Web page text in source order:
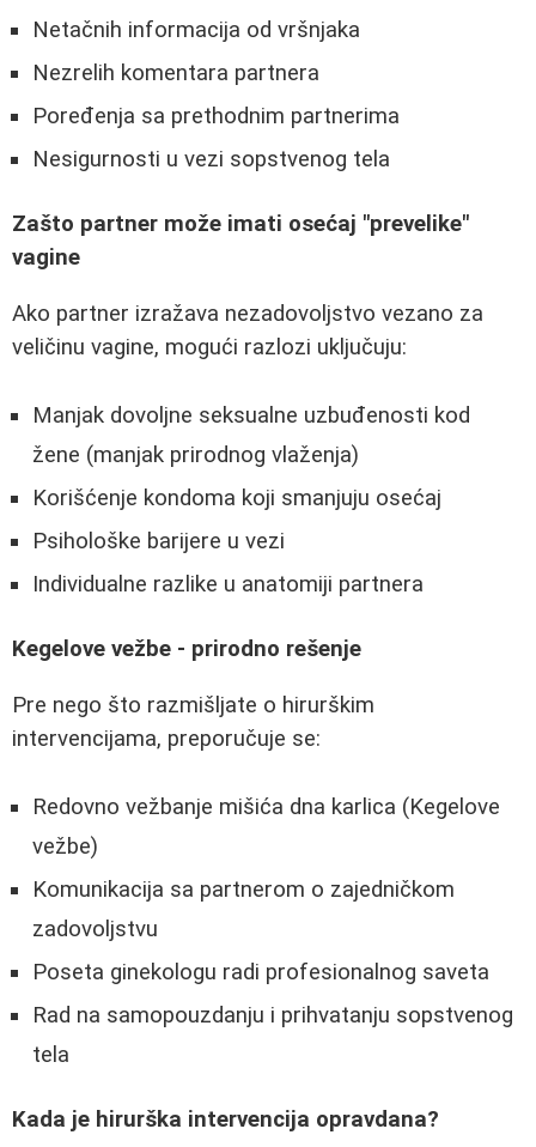
Netačnih informacija od vršnjaka
Nezrelih komentara partnera
Poređenja sa prethodnim partnerima
Nesigurnosti u vezi sopstvenog tela
Zašto partner može imati osećaj "prevelike"
vagine
Ako partner izražava nezadovoljstvo vezano za
veličinu vagine, mogući razlozi uključuju:
Manjak dovoljne seksualne uzbuđenosti kod
žene (manjak prirodnog vlaženja)
Korišćenje kondoma koji smanjuju osećaj
Psihološke barijere u vezi
Individualne razlike u anatomiji partnera
Kegelove vežbe - prirodno rešenje
Pre nego što razmišljate o hirurškim
intervencijama, preporučuje se:
Redovno vežbanje mišića dna karlica (Kegelove
vežbe)
Komunikacija sa partnerom o zajedničkom
zadovoljstvu
Poseta ginekologu radi profesionalnog saveta
Rad na samopouzdanju i prihvatanju sopstvenog
tela
Kada je hirurška intervencija opravdana?